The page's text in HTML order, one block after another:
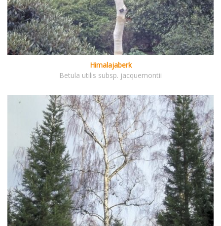
Himalajaberk
Betula utilis subsp. jacquemontii